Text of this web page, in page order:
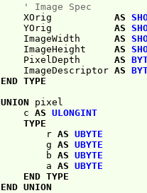
' Image Spec
XOrig AS
YOrig AS
ImageWidth AS
ImageHeight AS
PixelDepth AS
ImageDescriptor AS
END TYPE
UNION pixel
c AS ULONGINT
TYPE
r AS UBYTE
g AS UBYTE
b AS UBYTE
a AS UBYTE
END TYPE
END UNION